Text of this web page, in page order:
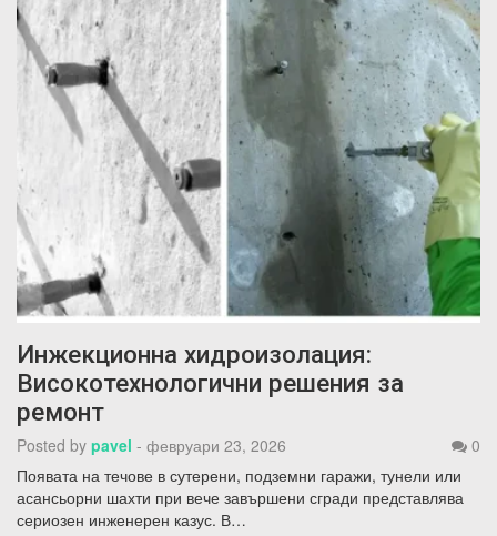
Инжекционна хидроизолация:
Високотехнологични решения за
ремонт
Posted by pavel - февруари 23, 2026
0
Появата на течове в сутерени, подземни гаражи, тунели или
асансьорни шахти при вече завършени сгради представлява
сериозен инженерен казус. В…